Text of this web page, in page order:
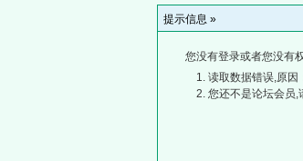
提示信息 »
您没有登录或者您没有
读取数据错误,原因
您还不是论坛会员,